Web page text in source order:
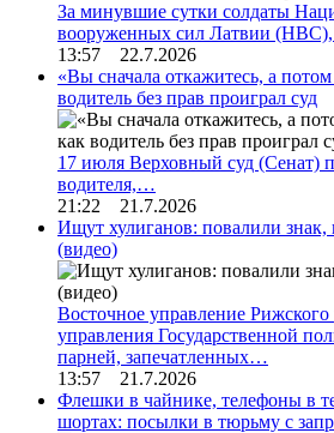
За минувшие сутки солдаты
вооруженных сил Латвии
13:57 22.7.2026
«Вы сначала откажитесь, а
водитель без прав проиграл суд
17 июля Верховный суд (Сенат)
водителя,…
21:22 21.7.2026
Ищут хулиганов: повалили
(видео)
Восточное управление Рижского
управления Государственной
парней, запечатленных…
13:57 21.7.2026
Флешки в чайнике, телефоны в
шортах: посылки в тюрьму с